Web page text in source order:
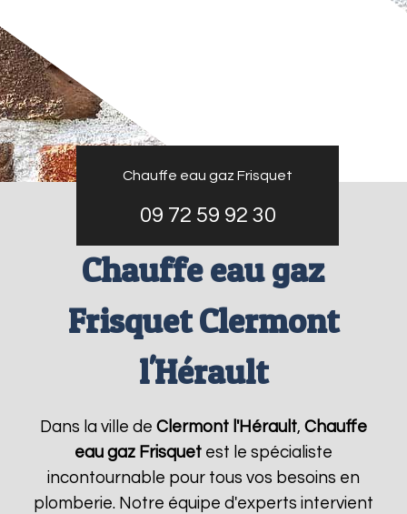
Chauffe eau gaz Frisquet
09 72 59 92 30
Chauffe eau gaz
Frisquet Clermont
l'Hérault
Dans la ville de Clermont l'Hérault, Chauffe
eau gaz Frisquetest le spécialiste
incontournable pour tous vos besoins en
plomberie. Notre équipe d'experts intervient